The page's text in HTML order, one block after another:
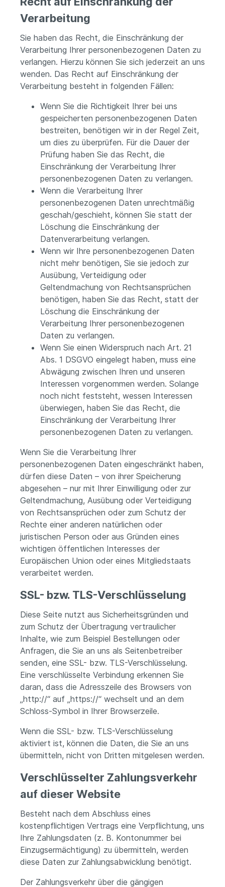
Verarbeitung
Sie haben das Recht, die Einschränkung der
Verarbeitung Ihrer personenbezogenen Daten zu
verlangen. Hierzu können Sie sich jederzeit an uns
wenden. Das Recht auf Einschränkung der
Verarbeitung besteht in folgenden Fällen:
Wenn Sie die Richtigkeit Ihrer bei uns
gespeicherten personenbezogenen Daten
bestreiten, benötigen wir in der Regel Zeit,
um dies zu überprüfen. Für die Dauer der
Prüfung haben Sie das Recht, die
Einschränkung der Verarbeitung Ihrer
personenbezogenen Daten zu verlangen.
Wenn die Verarbeitung Ihrer
personenbezogenen Daten unrechtmäßig
geschah/geschieht, können Sie statt der
Löschung die Einschränkung der
Datenverarbeitung verlangen.
Wenn wir Ihre personenbezogenen Daten
nicht mehr benötigen, Sie sie jedoch zur
Ausübung, Verteidigung oder
Geltendmachung von Rechtsansprüchen
benötigen, haben Sie das Recht, statt der
Löschung die Einschränkung der
Verarbeitung Ihrer personenbezogenen
Daten zu verlangen.
Wenn Sie einen Widerspruch nach Art. 21
Abs. 1 DSGVO eingelegt haben, muss eine
Abwägung zwischen Ihren und unseren
Interessen vorgenommen werden. Solange
noch nicht feststeht, wessen Interessen
überwiegen, haben Sie das Recht, die
Einschränkung der Verarbeitung Ihrer
personenbezogenen Daten zu verlangen.
Wenn Sie die Verarbeitung Ihrer
personenbezogenen Daten eingeschränkt haben,
dürfen diese Daten – von ihrer Speicherung
abgesehen – nur mit Ihrer Einwilligung oder zur
Geltendmachung, Ausübung oder Verteidigung
von Rechtsansprüchen oder zum Schutz der
Rechte einer anderen natürlichen oder
juristischen Person oder aus Gründen eines
wichtigen öffentlichen Interesses der
Europäischen Union oder eines Mitgliedstaats
verarbeitet werden.
SSL- bzw. TLS-Verschlüsselung
Diese Seite nutzt aus Sicherheitsgründen und
zum Schutz der Übertragung vertraulicher
Inhalte, wie zum Beispiel Bestellungen oder
Anfragen, die Sie an uns als Seitenbetreiber
senden, eine SSL- bzw. TLS-Verschlüsselung.
Eine verschlüsselte Verbindung erkennen Sie
daran, dass die Adresszeile des Browsers von
„http://“ auf „https://“ wechselt und an dem
Schloss-Symbol in Ihrer Browserzeile.
Wenn die SSL- bzw. TLS-Verschlüsselung
aktiviert ist, können die Daten, die Sie an uns
übermitteln, nicht von Dritten mitgelesen werden.
Verschlüsselter Zahlungsverkehr
auf dieser Website
Besteht nach dem Abschluss eines
kostenpflichtigen Vertrags eine Verpflichtung, uns
Ihre Zahlungsdaten (z. B. Kontonummer bei
Einzugsermächtigung) zu übermitteln, werden
diese Daten zur Zahlungsabwicklung benötigt.
Der Zahlungsverkehr über die gängigen